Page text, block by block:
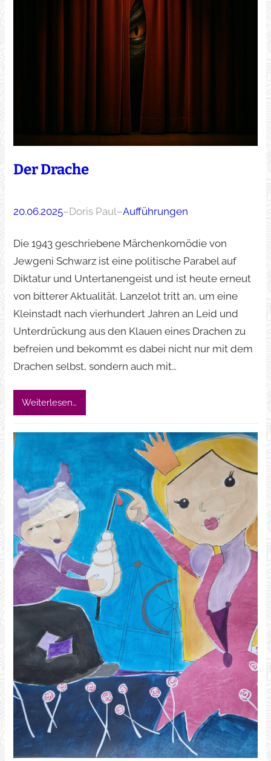
Der Drache
20.06.2025–Doris Paul–Aufführungen
Die 1943 geschriebene Märchenkomödie von
Jewgeni Schwarz ist eine politische Parabel auf
Diktatur und Untertanengeist und ist heute erneut
von bitterer Aktualität. Lanzelot tritt an, um eine
Kleinstadt nach vierhundert Jahren an Leid und
Unterdrückung aus den Klauen eines Drachen zu
befreien und bekommt es dabei nicht nur mit dem
Drachen selbst, sondern auch mit…
Weiterlesen…